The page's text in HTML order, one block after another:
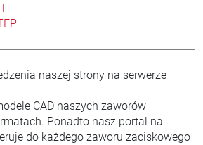
naszej strony na serwerze
CAD naszych zaworów
Ponadto nasz portal na
do każdego zaworu zaciskowego